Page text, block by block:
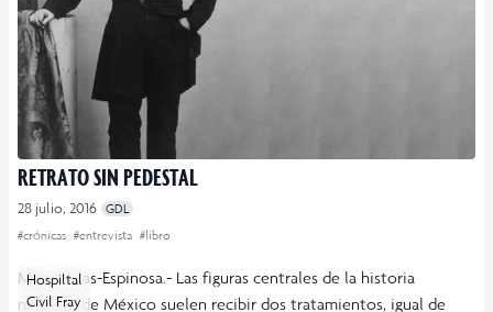
RETRATO SIN PEDESTAL
28 julio, 2016 GDL
#crónicas #entrevista #libro
Marco Islas-Espinosa.- Las figuras centrales de la historia
nacional de México suelen recibir dos tratamientos, igual de
Hospiltal
Civil Fray